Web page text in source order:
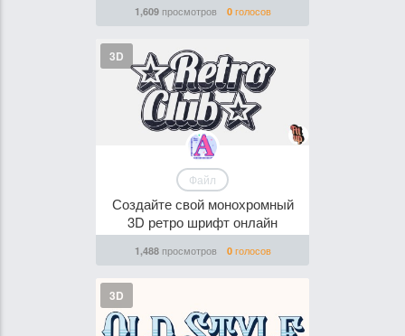
1,609просмотров 0голосов
3D
Файл
Создайте свой монохромный
3D ретро шрифт онлайн
1,488просмотров 0голосов
3D